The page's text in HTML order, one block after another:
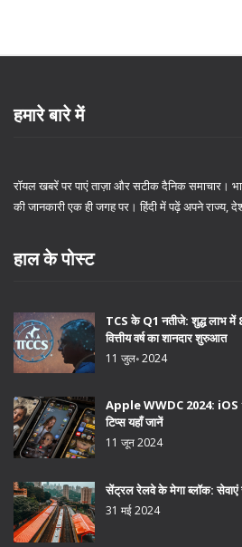
हमारे बारे में
रॉयल खबरें पर पाएं ताज़ा और सटीक दैनिक समाचार।
की जानकारी एक ही जगह पर। हिंदी में पढ़ें अपने राज्य,
हाल के पोस्ट
TCS के Q1 नतीजे: शुद्ध लाभ में
वित्तीय वर्ष का शानदार शुरुआत
11 जुल॰ 2024
Apple WWDC 2024: iOS
टिप्स यहाँ जानें
11 जून 2024
सेंट्रल रेलवे के मेगा ब्लॉक: सेवाएं
31 मई 2024